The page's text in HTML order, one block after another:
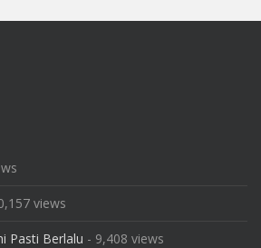
views
Pasti Berlalu - 9,408 views